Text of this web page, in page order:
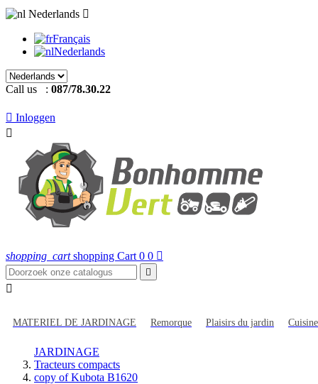
Nederlands 
Français
Nederlands
Call us : 087/78.30.22
 Inloggen

shopping_cart shopping Cart 0 0 


MATERIEL DE JARDINAGE Remorque Plaisirs du jardin
JARDINAGE
Tracteurs compacts
copy of Kubota B1620